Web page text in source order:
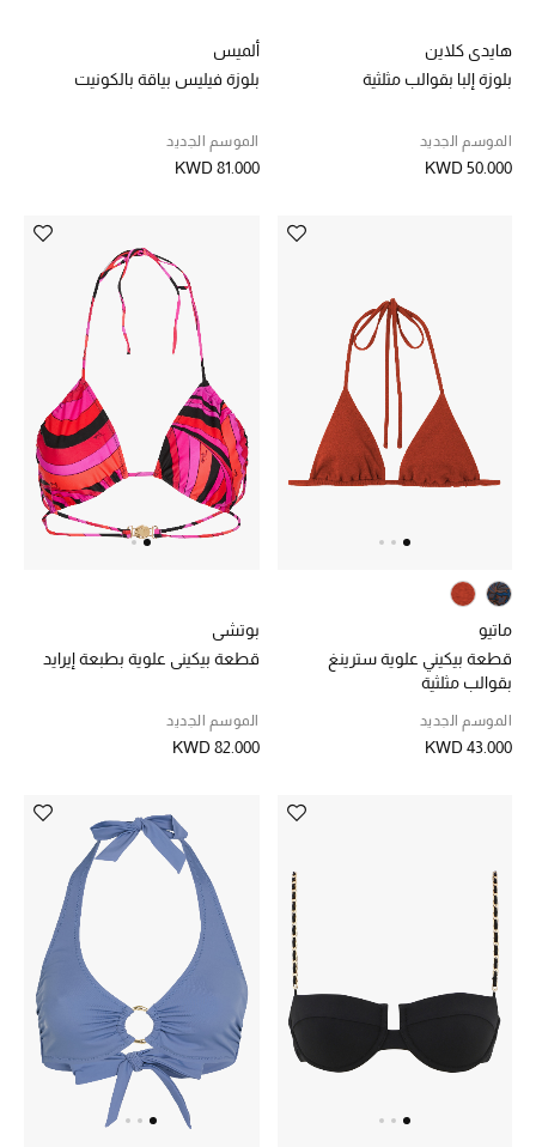
المكياج
العناية بالبشرة
العناية بالشعر
الصحة والعافية
الجمال في بلوميز
دليل مستلزمات الجمال
أبرز الماركات
ماركات جديدة للجمال
تسوقوا أحدث الماركات
عرض جميع المنتجات
خصومات
الهدايا
الموسم الجديد
هايدي كلاين
بلوزة إلبا بقوالب مثلثية
الموسم الجديد
KWD 50.000
ألميس
بلوزة فيليس بياقة بالكونيت
الموسم الجديد
KWD 81.000
ماتيو
قطعة بيكيني علوية سترينغ
بقوالب مثلثية
الموسم الجديد
KWD 43.000
بوتشي
قطعة بيكيني علوية بطبعة إيرايد
الموسم الجديد
KWD 82.000